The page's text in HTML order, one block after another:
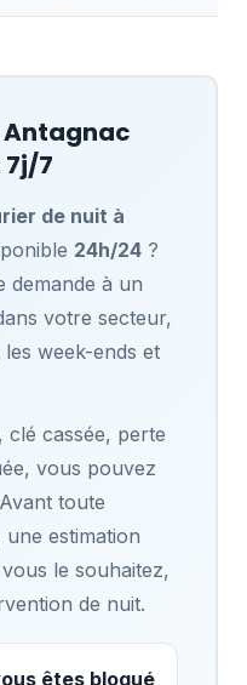
Antagnac
7j/7
de nuit à
24h/24?
demande à un
votre secteur,
week-ends et
clé cassée, perte
vous pouvez
toute
estimation
le souhaitez,
de nuit.
êtes bloqué